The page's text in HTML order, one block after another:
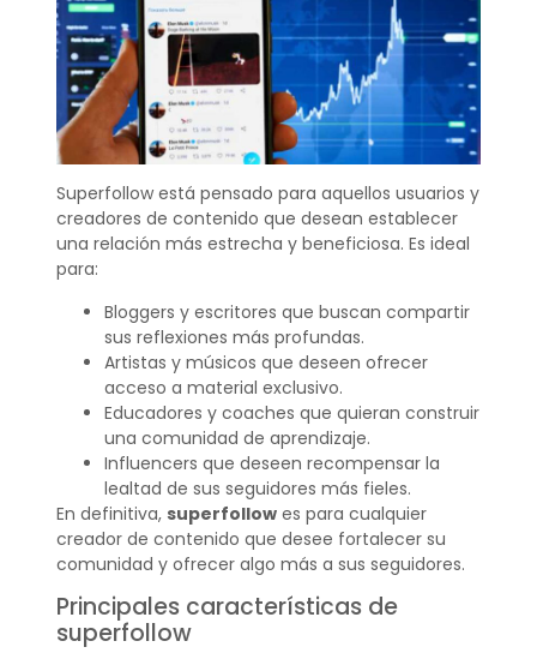
Superfollow está pensado para aquellos usuarios y
creadores de contenido que desean establecer
una relación más estrecha y beneficiosa. Es ideal
para:
Bloggers y escritores que buscan compartir
sus reflexiones más profundas.
Artistas y músicos que deseen ofrecer
acceso a material exclusivo.
Educadores y coaches que quieran construir
una comunidad de aprendizaje.
Influencers que deseen recompensar la
lealtad de sus seguidores más fieles.
En definitiva, superfollowes para cualquier
creador de contenido que desee fortalecer su
comunidad y ofrecer algo más a sus seguidores.
Principales características de
superfollow